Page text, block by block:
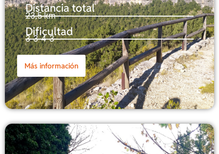
Distancia total
23,5 km
Dificultad
3-3-4-3
Más información